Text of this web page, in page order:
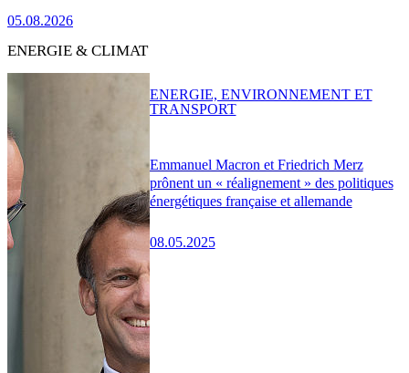
05.08.2026
ENERGIE & CLIMAT
Emmanuel Macron et Friedrich Merz
prônent un « réalignement » des politiques
énergétiques française et allemande
08.05.2025
ENERGIE, ENVIRONNEMENT ET
TRANSPORT